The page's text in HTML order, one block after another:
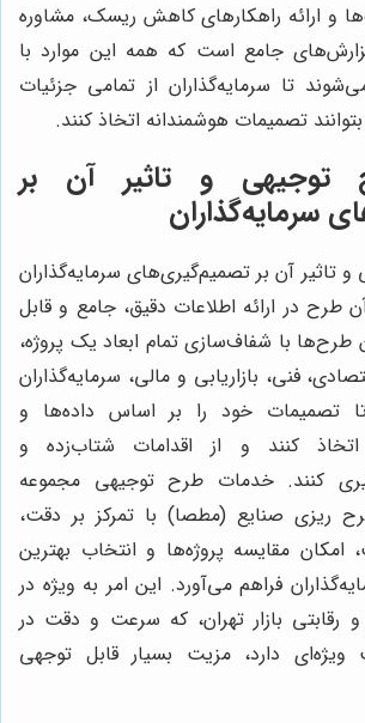
و ارائه راهکارهای کاهش ریسک، مشاوره
جامع است که همه این موارد با
تا سرمایه‌گذاران از تمامی جزئیات
تصمیمات هوشمندانه اتخاذ کنند.
توجیهی و تاثیر آن بر
سرمایه‌گذاران
تاثیر آن بر تصمیم‌گیری‌های سرمایه‌گذاران
طرح در ارائه اطلاعات دقیق، جامع و قابل
طرح‌ها با شفاف‌سازی تمام ابعاد یک پروژه،
فنی، بازاریابی و مالی، سرمایه‌گذاران
تا تصمیمات خود را بر اساس داده‌ها و
کنند و از اقدامات شتاب‌زده و
کنند. خدمات طرح توجیهی مجموعه
ریزی صنایع (مطصا) با تمرکز بر دقت،
مقایسه پروژه‌ها و انتخاب بهترین
فراهم می‌آورد. این امر به ویژه در
رقابتی بازار تهران، که سرعت و دقت در
دارد، مزیت بسیار قابل توجهی